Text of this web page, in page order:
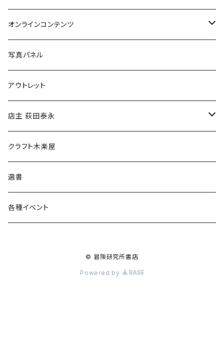
Tシャツ
バッグ
ブックカバー
マグカップ
傘
食料品
その他
オンラインコンテンツ
冒険クロストーク
写真パネル
アウトレット
店主 荻田泰永
書籍
ウェア
クラフト木楽屋
選書
各種イベント
© 冒険研究所書店
Powered by